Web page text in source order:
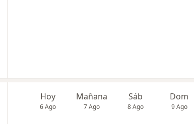
Hoy
6 Ago
Mañana
7 Ago
Sáb
8 Ago
Dom
9 Ago